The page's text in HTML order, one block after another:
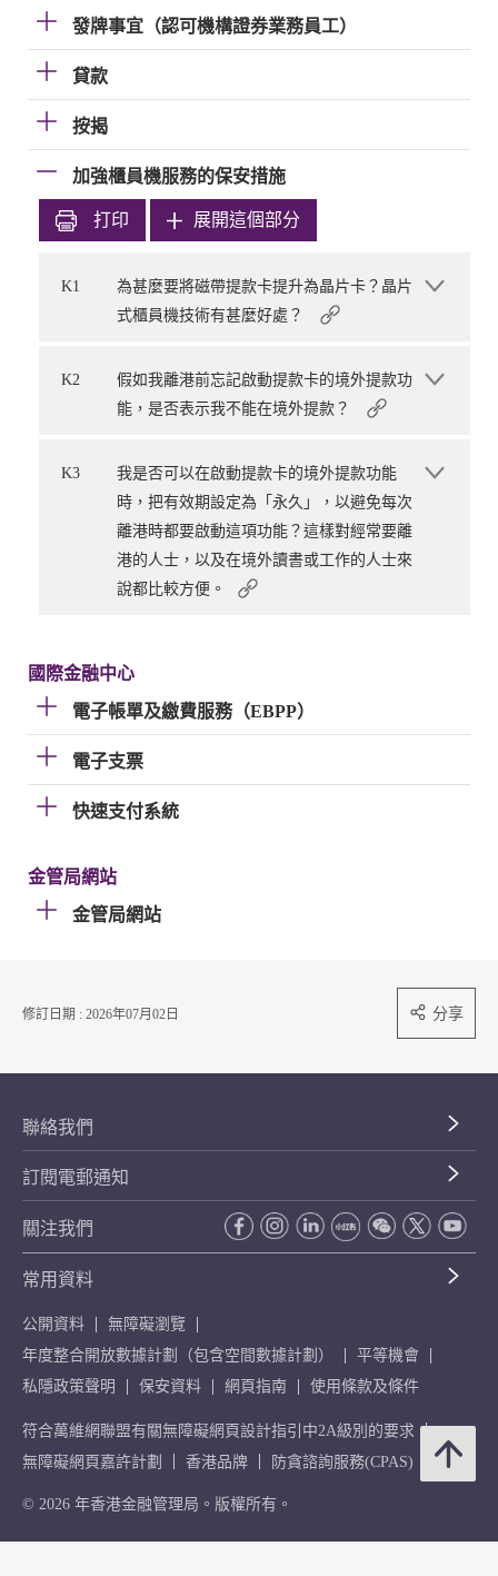
發牌事宜（認可機構證券業務員工）
貸款
按揭
加強櫃員機服務的保安措施
打印 展開這個部分
K1
為甚麼要將磁帶提款卡提升為晶片卡？晶片
式櫃員機技術有甚麼好處？
K2
假如我離港前忘記啟動提款卡的境外提款功
能，是否表示我不能在境外提款？
K3
我是否可以在啟動提款卡的境外提款功能
時，把有效期設定為「永久」，以避免每次
離港時都要啟動這項功能？這樣對經常要離
港的人士，以及在境外讀書或工作的人士來
說都比較方便。
國際金融中心
電子帳單及繳費服務（EBPP）
電子支票
快速支付系統
金管局網站
金管局網站
修訂日期 : 2026年07月02日 分享
聯絡我們
訂閱電郵通知
關注我們
常用資料
公開資料
無障礙瀏覽
年度整合開放數據計劃（包含空間數據計劃）
平等機會
私隱政策聲明
保安資料 網頁指南 使用條款及條件
符合萬維網聯盟有關無障礙網頁設計指引中2A級別的要求
無障礙網頁嘉許計劃
香港品牌 防貪諮詢服務(CPAS)
© 2026 年香港金融管理局。版權所有。